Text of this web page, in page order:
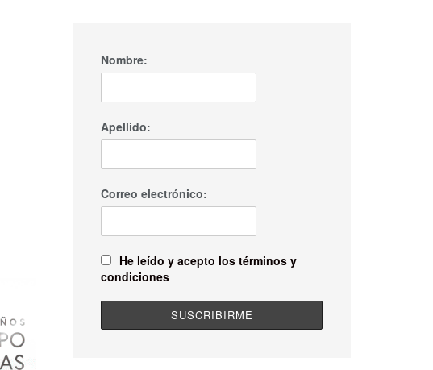
Nombre:
Apellido:
Correo electrónico:
He leído y acepto los términos y
condiciones